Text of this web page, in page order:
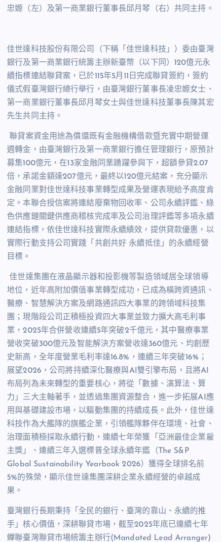
忠嫄（左）及第一商業銀行董事長邱月琴（右）共同主持。
佳世達科技股份有限公司（下稱「佳世達科技」）委由臺灣
銀行及第一商業銀行統籌主辦新臺幣（以下同） 120億元永
續指標連結聯貸案，已於115年5月 11 日完成聯貸簽約，簽約
儀式假臺灣銀行總行舉行，由臺灣銀行董事長凌忠嫄女士、
第一商業銀行董事長邱月琴女士與佳世達科技董事長陳其宏
先生共同主持。
聯貸案資金用途為償還既有金融機構借款暨充實中期營運
週轉金，由臺灣銀行及第一商業銀行擔任管理銀行，原預計
募集100億元，在13家金融同業踴躍參與下，超額參貸2.07
倍，承諾金額達207億元，最終以120億元結案，充分顯示
金融同業對佳世達科技事業轉型成果及營運表現給予高度肯
定。本聯合授信案將連結廢棄物回收率、公司永續評鑑、綠
色供應鏈關鍵供應商稽核完成率及公司治理評鑑等多項永續
連結指標，依佳世達科技實際永續績效，提供貸款優惠，以
實際行動支持公司實踐「共創共好 永續抵佳」的永續經營
目標。
佳世達集團在液晶顯示器和投影機等製造領域居全球領導
地位，近年高附加價值事業轉型成功，已成為橫跨資通訊、
醫療、智慧解決方案及網路通訊四大事業的跨領域科技集
團；現階段公司正積極投資四大事業並致力擴大高毛利事
業，2025年合併營收連續5年突破2千億元，其中醫療事業
營收突破300億元及智能解決方案營收達360億元、均創歷
史新高，全年度營業毛利率達16.8% ，連續三年突破16% ；
展望2026 ，公司將持續深化醫療與AI 雙引擎布局，且將AI
布局列為未來轉型的重要核心，將從「數據、演算法、算
力」三大主軸著手，並透過集團資源整合，進一步拓展AI 應
用與基礎建設市場，以驅動集團的持續成長。此外，佳世達
科技作為大艦隊的旗艦企業，引領艦隊夥伴在環境、社會、
治理面積極採取永續行動， 連續七年榮獲「亞洲最佳企業雇
主獎」、連續三年入選標普全球永續年鑑（
The S&P
Global Sustainability Yearbook 2026）獲得全球排名前
5%的殊榮，顯示佳世達集團深耕企業永續經營的卓越成
果。
臺灣銀行長期秉持「全民的銀行、臺灣的靠山、永續的推
手」核心價值，深耕聯貸市場，截至2025年底已連續七年
蟬聯臺灣聯貸市場統籌主辦行(Mandated Lead Arranger)